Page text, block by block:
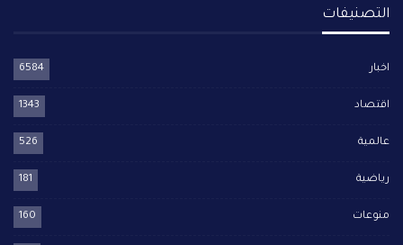
التصنيفات
اخبار 6584
اقتصاد 1343
عالمية 526
رياضية 181
منوعات 160